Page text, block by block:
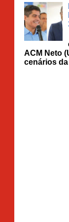
ACM Neto
cenários